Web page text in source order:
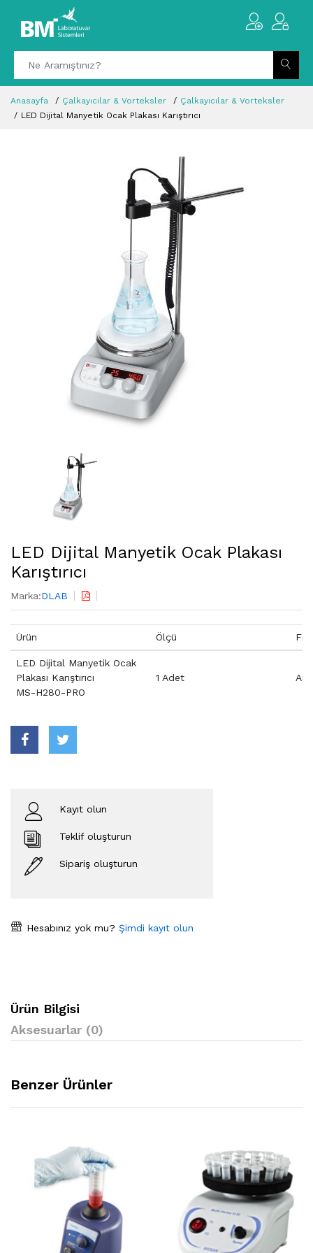
Anasayfa Çalkayıcılar & Vorteksler
Çalkayıcılar & Vorteksler
LED Dijital Manyetik Ocak Plakası Karıştırıcı
LED Dijital Manyetik Ocak Plakası
Karıştırıcı
Marka:DLAB
Ürün Ölçü
LED Dijital Manyetik Ocak
Plakası Karıştırıcı
MS-H280-PRO
1 Adet
Kayıt olun
Teklif oluşturun
Sipariş oluşturun
Hesabınız yok mu? Şimdi kayıt olun
Ürün Bilgisi
Aksesuarlar (0)
Benzer Ürünler